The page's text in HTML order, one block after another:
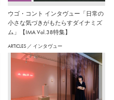
ウゴ・コント インタヴュー「日常の
小さな気づきがもたらすダイナミズ
ム」【IMA Vol.38特集】
ARTICLES ／ インタヴュー